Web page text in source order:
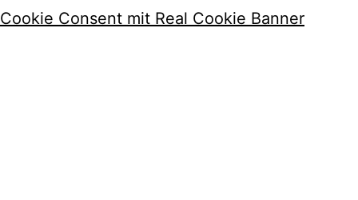
Cookie Consent mit Real Cookie Banner